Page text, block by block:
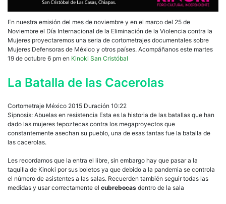
En nuestra emisión del mes de noviembre y en el marco del 25 de
Noviembre el Día Internacional de la Eliminación de la Violencia contra la
Mujeres proyectaremos una seria de cortometrajes documentales sobre
Mujeres Defensoras de México y otros países. Acompáñanos este martes
19 de octubre 6 pm en Kinoki San Cristóbal
La Batalla de las Cacerolas
Cortometraje México 2015 Duración 10:22
Sipnosis: Abuelas en resistencia Esta es la historia de las batallas que han
dado las mujeres tepoztecas contra los megaproyectos que
constantemente asechan su pueblo, una de esas tantas fue la batalla de
las cacerolas.
Les recordamos que la entra el libre, sin embargo hay que pasar a la
taquilla de Kinoki por sus boletos ya que debido a la pandemia se controla
el número de asistentes a las salas. Recuerden también seguir todas las
medidas y usar correctamente el cubrebocas dentro de la sala